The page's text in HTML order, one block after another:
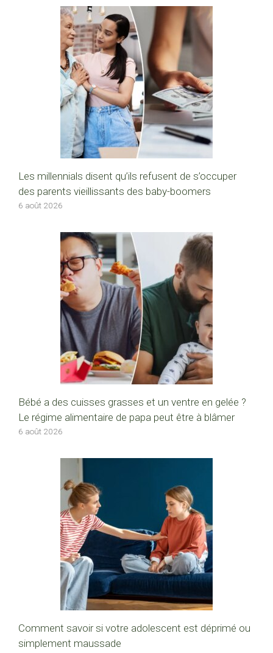
Les millennials disent qu’ils refusent de s’occuper
des parents vieillissants des baby-boomers
6 août 2026
Bébé a des cuisses grasses et un ventre en gelée ?
Le régime alimentaire de papa peut être à blâmer
6 août 2026
Comment savoir si votre adolescent est déprimé ou
simplement maussade